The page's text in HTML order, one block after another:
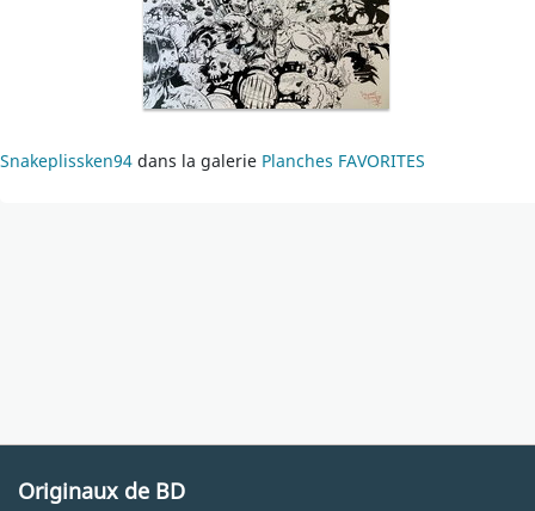
Snakeplissken94 dans la galerie Planches FAVORITES
Originaux de BD